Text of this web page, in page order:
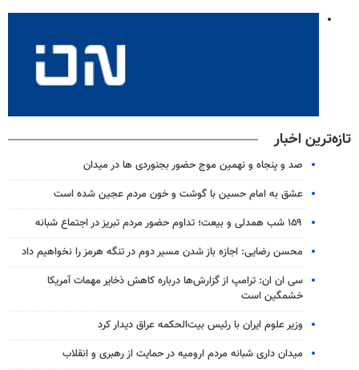
تازه‌ترین اخبار
صد و پنجاه و نهمین موج حضور بجنوردی ها در میدان
عشق به امام حسین با گوشت و خون مردم عجین شده است
۱۵۹ شب همدلی و بیعت؛ تداوم حضور مردم تبریز در اجتماع شبانه
محسن رضایی: اجازه باز شدن مسیر دوم در تنگه هرمز را نخواهیم داد
سی ان ان: ترامپ از گزارش‌ها درباره کاهش ذخایر مهمات آمریکا
خشمگین است
وزیر علوم ایران با رئیس بیت‌الحکمه عراق دیدار کرد
میدان داری شبانه مردم ارومیه در حمایت از رهبری و انقلاب